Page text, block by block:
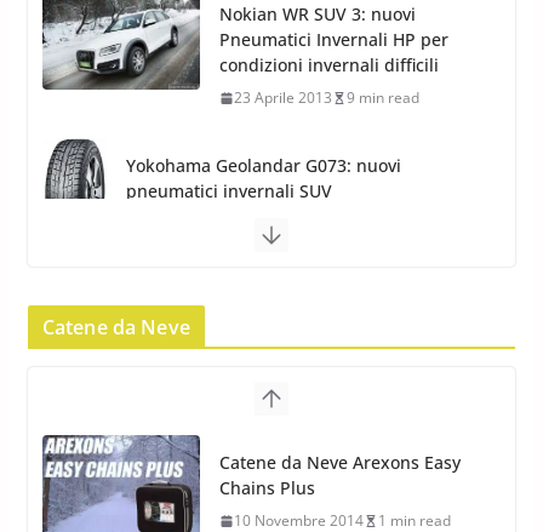
Nokian WR SUV 3: nuovi
Pneumatici Invernali HP per
condizioni invernali difficili
23 Aprile 2013 9 min read
Yokohama Geolandar G073: nuovi
pneumatici invernali SUV
17 Febbraio 2022 6 min read
Stagioni 2022
17 Febbraio 2022
Catene da Neve
Catene da Neve Arexons Easy
Chains Plus
10 Novembre 2014 1 min read